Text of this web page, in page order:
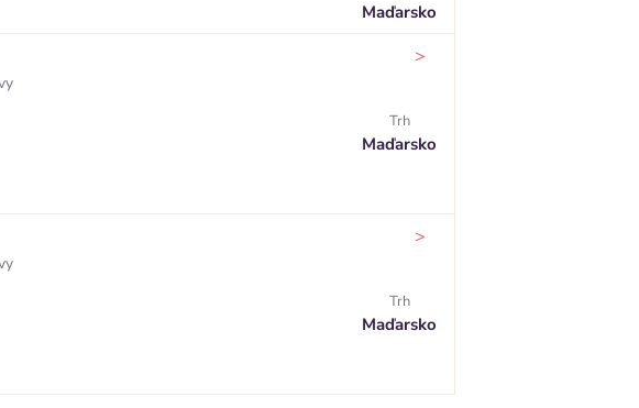
Maďarsko
>
Trh
Maďarsko
>
Trh
Maďarsko